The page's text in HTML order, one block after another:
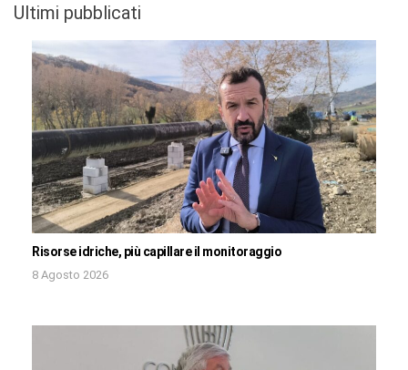
Ultimi pubblicati
Risorse idriche, più capillare il monitoraggio
8 Agosto 2026